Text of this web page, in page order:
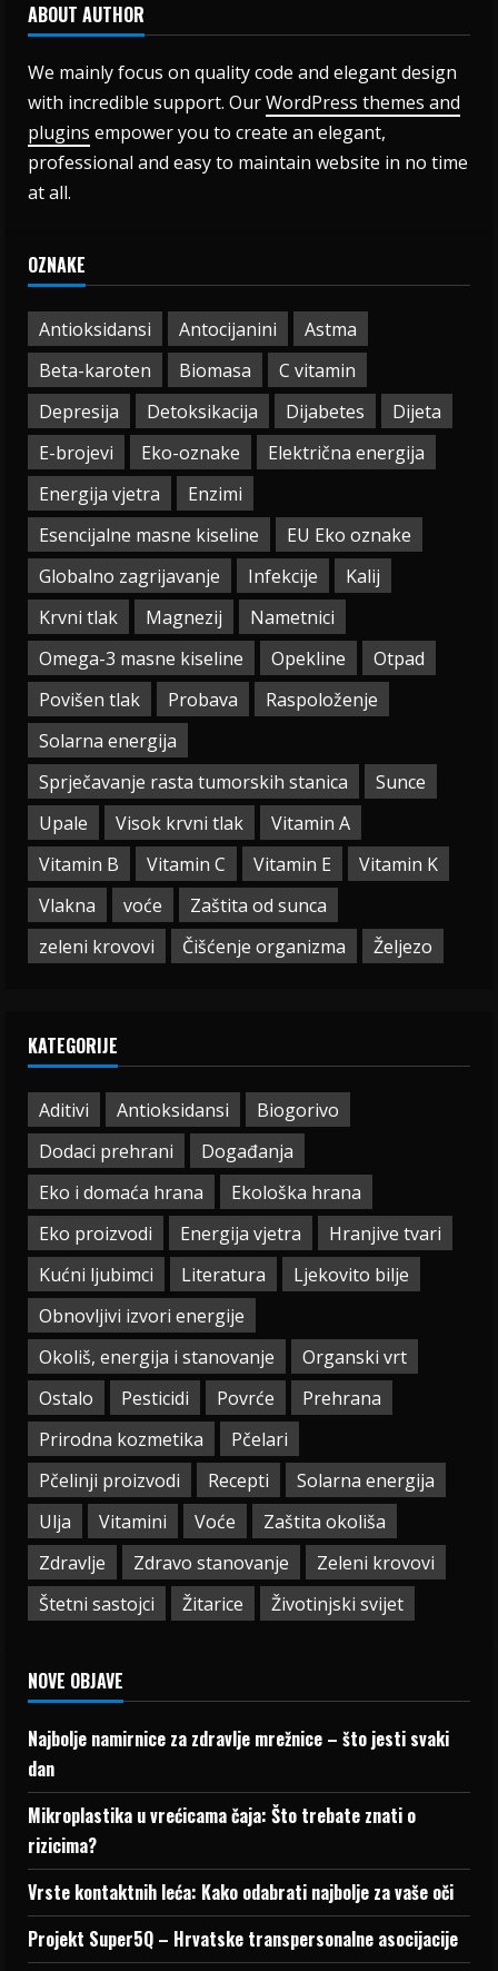
ABOUT AUTHOR
We mainly focus on quality code and elegant design
with incredible support. OurWordPress themes and
plugins empower you to create an elegant,
professional and easy to maintain website in no time
at all.
OZNAKE
Antioksidansi Antocijanini
Astma
Beta-karoten
Biomasa
C vitamin
Depresija
Detoksikacija Dijabetes
Dijeta
E-brojevi
Eko-oznake
Električna energija
Energija vjetra
Enzimi
Esencijalne masne kiseline
EU Eko oznake
Globalno zagrijavanje
Infekcije
Kalij
Krvni tlak
Magnezij
Nametnici
Omega-3 masne kiseline
Opekline
Otpad
Povišen tlak
Probava
Raspoloženje
Solarna energija
Sprječavanje rasta tumorskih stanica
Sunce
Upale
Visok krvni tlak
Vitamin A
Vitamin B
Vitamin C Vitamin E
Vitamin K
Vlakna
voće
Zaštita od sunca
zeleni krovovi
Čišćenje organizma Željezo
KATEGORIJE
Aditivi Antioksidansi
Biogorivo
Dodaci prehrani
Događanja
Eko i domaća hrana
Ekološka hrana
Eko proizvodi
Energija vjetra
Hranjive tvari
Kućni ljubimci
Literatura
Ljekovito bilje
Obnovljivi izvori energije
Okoliš, energija i stanovanje
Organski vrt
Ostalo
Pesticidi Povrće
Prehrana
Prirodna kozmetika
Pčelari
Pčelinji proizvodi
Recepti
Solarna energija
Ulja
Vitamini Voće
Zaštita okoliša
Zdravlje
Zdravo stanovanje
Zeleni krovovi
Štetni sastojci
Žitarice Životinjski svijet
NOVE OBJAVE
Najbolje namirnice za zdravlje mrežnice – što jesti svaki
dan
Mikroplastika u vrećicama čaja: Što trebate znati o
rizicima?
Vrste kontaktnih leća: Kako odabrati najbolje za vaše oči
Projekt Super5Q – Hrvatske transpersonalne asocijacije